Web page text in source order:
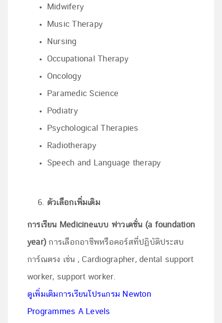
Midwifery
Music Therapy
Nursing
Occupational Therapy
Oncology
Paramedic Science
Podiatry
Psychological Therapies
Radiotherapy
Speech and Language therapy
ตัวเลือกเพิ่มเติม
การเรียน Medicineแบบ ฟาวเดชั่น (a foundation
year)การเลือกอาชีพหรือคอร์สที่ปฏิบัติประสบ
การ์ณตรง เช่น , Cardiographer, dental support
worker, support worker.
ดูเพิ่มเติมการเรียนโปรแกรม Newton
Programmes A Levels